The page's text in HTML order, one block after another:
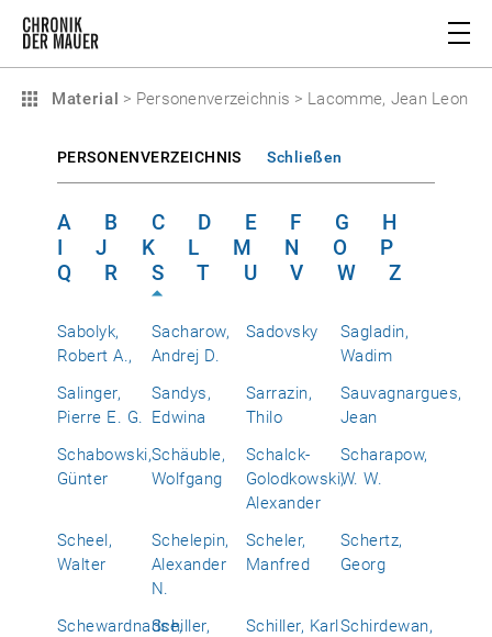
Material > Personenverzeichnis > Lacomme, Jean Leon
PERSONENVERZEICHNIS Schließen
A B C D E F G
H
I
J K L M N O
P
Q
R S T U V W Z
Sabolyk,
Robert A.,
Sacharow,
Andrej D.
Sadovsky
Sagladin,
Wadim
Salinger,
Pierre E. G.
Sandys,
Edwina
Sarrazin,
Thilo
Sauvagnargues,
Jean
Schabowski,
Günter
Schäuble,
Wolfgang
Schalck-
Golodkowski,
Alexander
Scharapow,
W. W.
Scheel,
Walter
Schelepin,
Alexander
N.
Scheler,
Manfred
Schertz,
Georg
Schewardnadse,
Schiller,
Schiller, KarlSchirdewan,